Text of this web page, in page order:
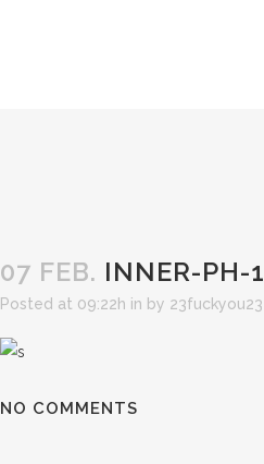
07 FEB. INNER-PH-1
Posted at 09:22h in by 23fuckyou23
NO COMMENTS